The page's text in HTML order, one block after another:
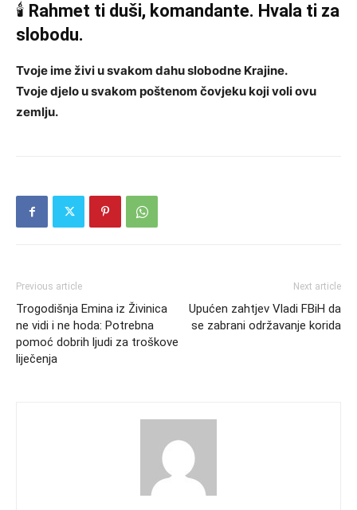
🕯 Rahmet ti duši, komandante. Hvala ti za
slobodu.
Tvoje ime živi u svakom dahu slobodne Krajine.
Tvoje djelo u svakom poštenom čovjeku koji voli ovu
zemlju.
Previous article
Trogodišnja Emina iz Živinica
ne vidi i ne hoda: Potrebna
pomoć dobrih ljudi za troškove
liječenja
Next article
Upućen zahtjev Vladi FBiH da
se zabrani održavanje korida